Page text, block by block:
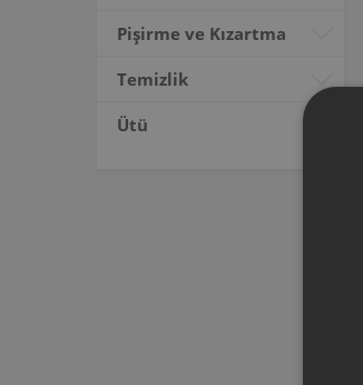
Pişirme ve Kızartma
Temizlik
Ütü